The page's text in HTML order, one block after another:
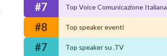
#7 Top Voice Comunicazione Italiana
#8 Top speaker eventi
#7 Top speaker su .TV